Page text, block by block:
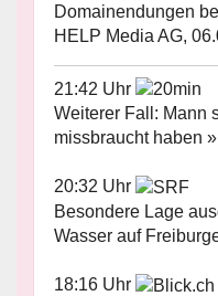
Domainendungen
HELP Media AG,
21:42 Uhr
Weiterer Fall: Mann
missbraucht haben »
20:32 Uhr
Besondere Lage
Wasser auf
18:16 Uhr